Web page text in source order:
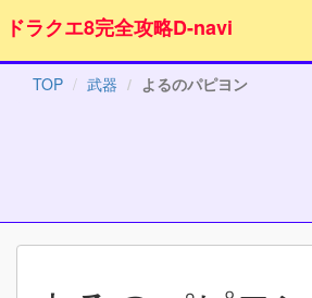
ドラクエ8完全攻略D-navi
TOP 武器 よるのパピヨン